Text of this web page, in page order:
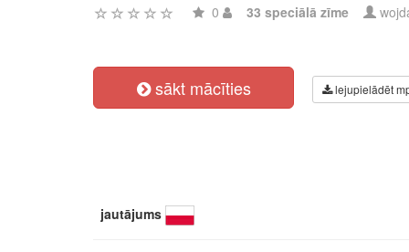
0 33 speciālā zīme
sākt mācīties lejupielādēt
jautājums